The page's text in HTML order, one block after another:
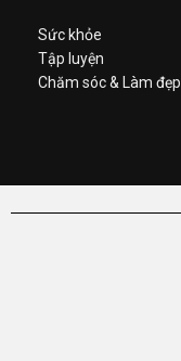
Sức khỏe
Tập luyện
Chăm sóc & Làm đẹp